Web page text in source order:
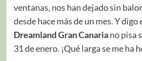
ventanas, nos han dejado sin
desde hace más de un mes. Y
Dreamland Gran Canariano pisa
31 de enero. ¡Qué larga se me ha